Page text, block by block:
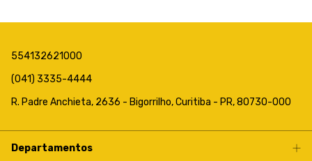
554132621000
(041) 3335-4444
R. Padre Anchieta, 2636 - Bigorrilho, Curitiba - PR, 80730-000
Departamentos